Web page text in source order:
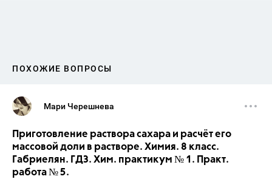
ПОХОЖИЕ ВОПРОСЫ
Мари Черешнева
Приготовление раствора сахара и расчёт его
массовой доли в растворе. Химия. 8 класс.
Габриелян. ГДЗ. Хим. практикум № 1. Практ.
работа № 5.